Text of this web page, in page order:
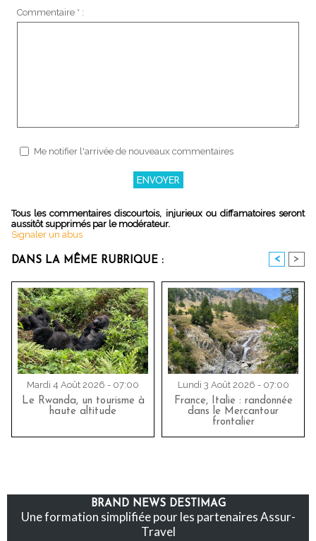
Commentaire * :
Me notifier l'arrivée de nouveaux commentaires
Tous les commentaires discourtois, injurieux ou diffamatoires seront
aussitôt supprimés par le modérateur.
Signaler un abus
DANS LA MÊME RUBRIQUE : < >
Mardi 4 Août 2026 - 07:00
Le Rwanda, un tourisme à
haute altitude
Lundi 3 Août 2026 - 07:00
France, Italie : randonnée
dans le Mercantour
frontalier
BRAND NEWS DESTIMAG
Une formation simplifiée pour les partenaires Assur-
Travel